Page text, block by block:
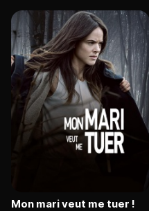
Mon mari veut me tuer !